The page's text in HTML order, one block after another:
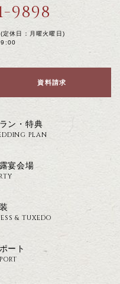
9898
休日：月曜火曜日)
資料請求
ン・特典
PLAN
宴会場
& TUXEDO
ート